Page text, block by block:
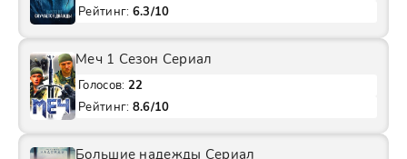
Рейтинг: 6.3/10
Меч 1 Сезон Сериал
Голосов: 22
Рейтинг: 8.6/10
Большие надежды Сериал